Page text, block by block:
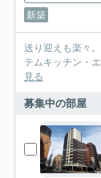
新築
送り迎えも楽々
テムキッチン・
見る
募集中の部屋